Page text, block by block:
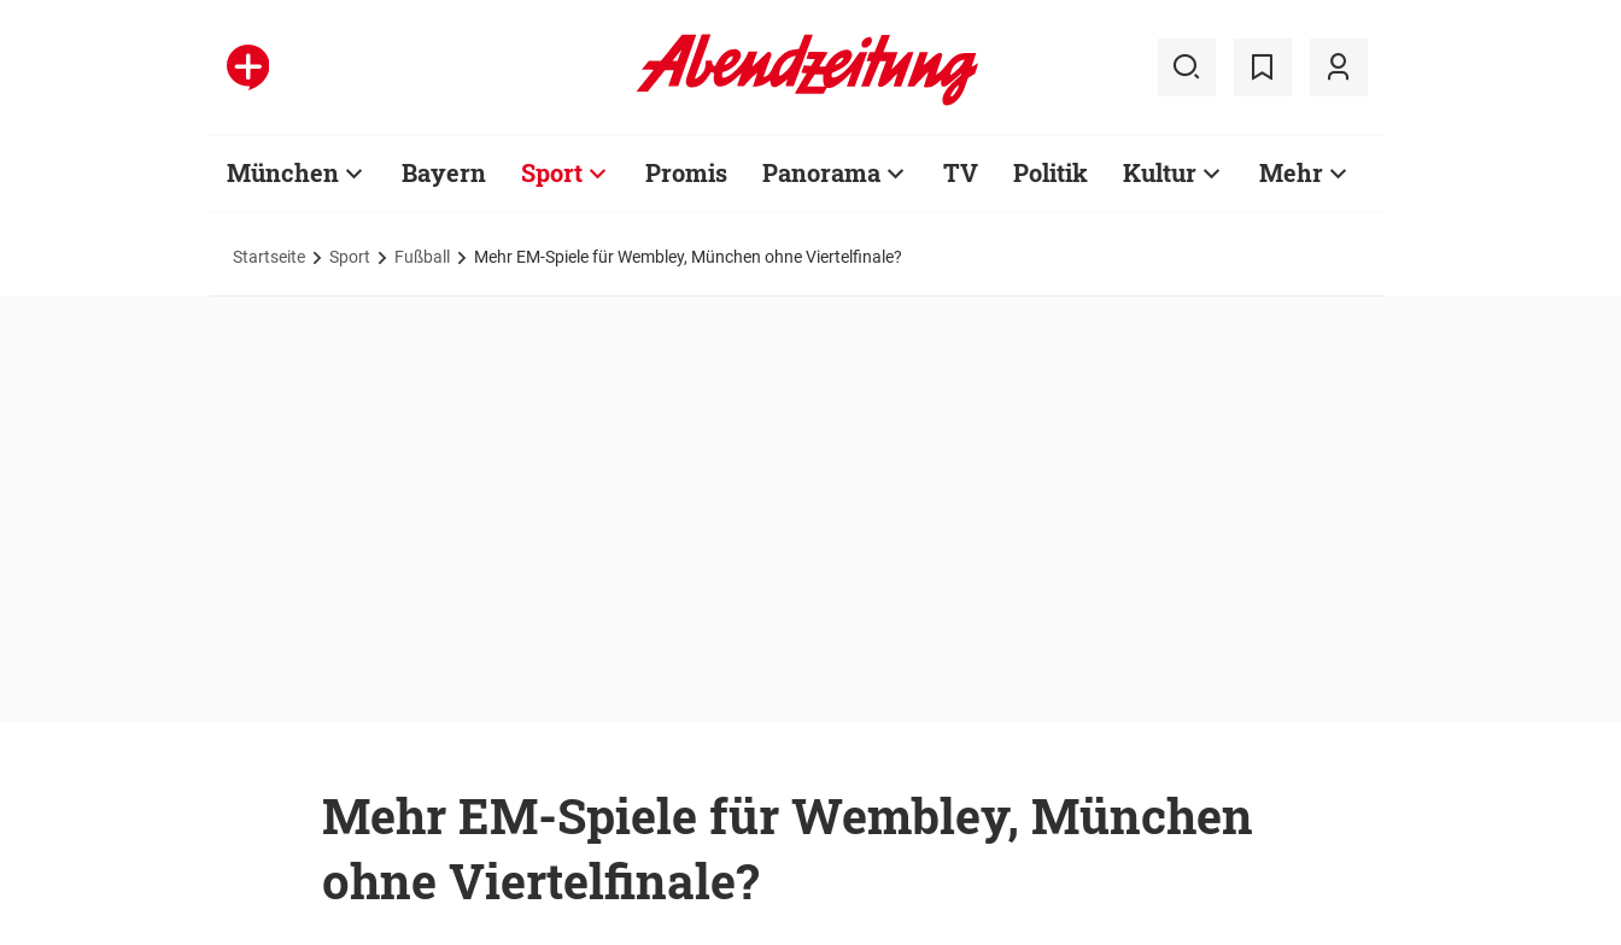
München Bayern Sport Promis Panorama TV Politik Kultur Mehr
Startseite Sport Fußball Mehr EM-Spiele für Wembley, München ohne Viertelfinale?
Mehr EM-Spiele für Wembley, München
ohne Viertelfinale?